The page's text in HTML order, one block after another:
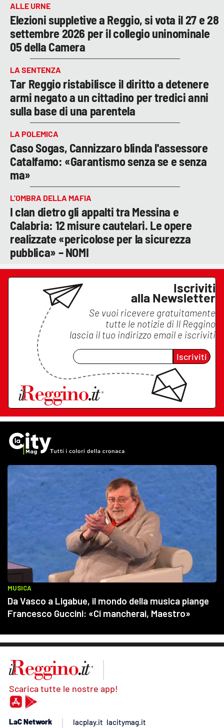
ALLE URNE
Elezioni suppletive a Reggio, si vota il 27 e 28
settembre 2026 per il collegio uninominale
05 della Camera
LA SENTENZA
Tar Reggio ristabilisce il diritto a detenere
armi negato a un cittadino per tredici anni
sulla base di una parentela
LA POLEMICA
Caso Sogas, Cannizzaro blinda l'assessore
Catalfamo: «Garantismo senza se e senza
ma»
L’OMBRA DELLA MAFIA
I clan dietro gli appalti tra Messina e
Calabria: 12 misure cautelari. Le opere
realizzate «pericolose per la sicurezza
pubblica» – NOMI
Iscriviti
alla Newsletter
Se vuoi ricevere gratuitamente
tutte le notizie di Il Reggino
lascia il tuo indirizzo email e iscriviti
Iscriviti
Scarica tutte le nostre app!
LaC Network
lacplay.it lacitymag.it